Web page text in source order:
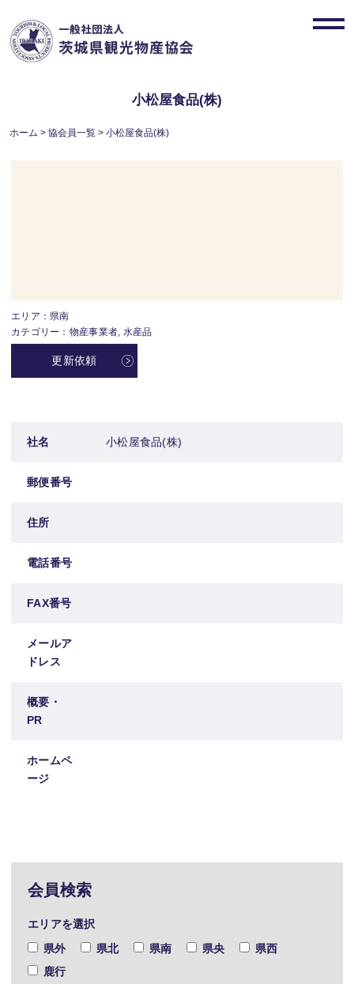
content
小松屋食品(株)
ホーム >協会員一覧 >小松屋食品(株)
エリア：県南
カテゴリー：物産事業者, 水産品
更新依頼
社名 小松屋食品(株)
郵便番号
住所
電話番号
FAX番号
メールア
ドレス
概要・
PR
ホームペ
ージ
会員検索
エリアを選択
県外
県北 県南 県央
県西
鹿行